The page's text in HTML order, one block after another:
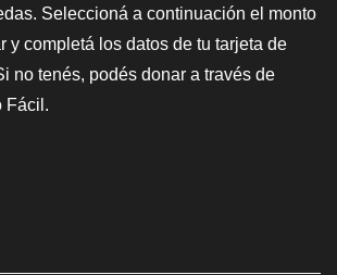
Seleccioná a continuación el monto
y completá los datos de tu tarjeta de
no tenés, podés donar a través de
Fácil.